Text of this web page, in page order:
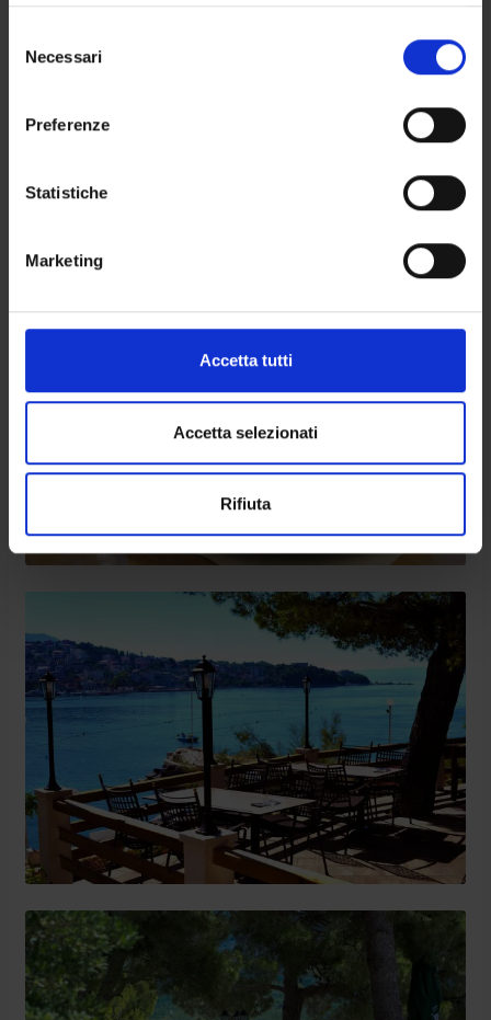
delNecessari
Preferenze
Statistiche
Marketing
Accetta tutti
Accetta selezionati
Rifiuta